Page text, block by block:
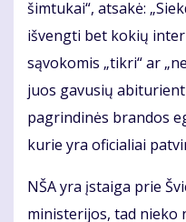
šimtukai“, atsakė:
išvengti bet kokių
sąvokomis „tikri“ ar
juos gavusių
pagrindinės brandos
kurie yra oficialiai
NŠA yra įstaiga prie
ministerijos, tad nieko